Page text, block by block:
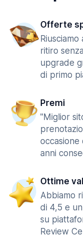
Offerte
ritiro
upgrade
di primo
Premi
"Miglior
occasione
anni
Ottime
Abbiamo
di 4,5 e
su
Review